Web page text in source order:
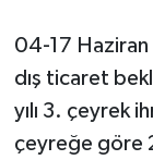
04-17 Haziran
dış ticaret
yılı 3. çeyrek
çeyreğe göre